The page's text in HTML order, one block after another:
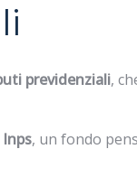
previdenziali,
, un fondo